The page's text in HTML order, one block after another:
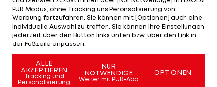
Beim Bundesliga-Neuling empfehlen will sich
neben Lucas Scholl (zuletzt Horn) auch Ahmet
Muhamedbegovic. Der 22-Jährige
Innenverteidiger hat den SKN St. Pölten nach dem
Abstieg verlassen, ist also ablösefrei zu haben.
PUR Modus, ohne Tracking uns Peronsalisierung von
Werbung fortzufahren. Sie können mit [Optionen] auch eine
individuelle Auswahl zu treffen. Sie können Ihre Einstellungen
jederzeit über den Button links unten bzw. über den Link in
der Fußzeile anpassen.
ALLE
AKZEPTIEREN
Tracking und
Personalisierung
NUR
NOTWENDIGE
Weiter mit PUR-Abo
OPTIONEN